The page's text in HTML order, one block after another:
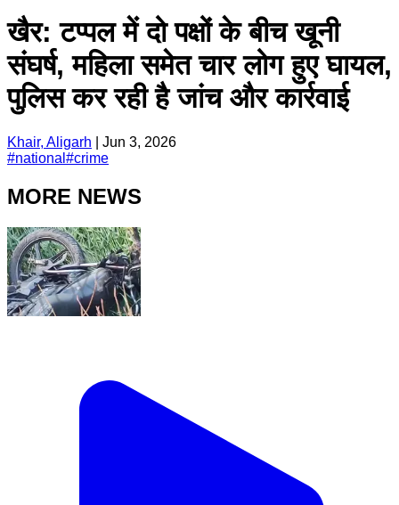
खैर: टप्पल में दो पक्षों के बीच खूनी
संघर्ष, महिला समेत चार लोग हुए घायल,
पुलिस कर रही है जांच और कार्रवाई
Khair, Aligarh
Jun 3, 2026
#national #crime
MORE NEWS